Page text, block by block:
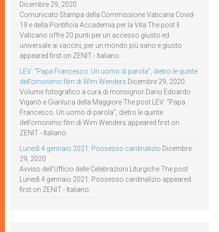
Dicembre 29, 2020
Comunicato Stampa della Commissione Vaticana Covid-
19 e della Pontificia Accademia per la Vita The post Il
Vaticano offre 20 punti per un accesso giusto ed
universale ai vaccini, per un mondo più sano e giusto
appeared first on ZENIT - Italiano.
LEV: “Papa Francesco. Un uomo di parola”, dietro le quinte
dell’omonimo film di Wim Wenders Dicembre 29, 2020
Volume fotografico a cura di monsignor Dario Edoardo
Viganò e Gianluca della Maggiore The post LEV: “Papa
Francesco. Un uomo di parola”, dietro le quinte
dell’omonimo film di Wim Wenders appeared first on
ZENIT - Italiano.
Lunedì 4 gennaio 2021: Possesso cardinalizio Dicembre
29, 2020
Avviso dell’Ufficio delle Celebrazioni Liturgiche The post
Lunedì 4 gennaio 2021: Possesso cardinalizio appeared
first on ZENIT - Italiano.